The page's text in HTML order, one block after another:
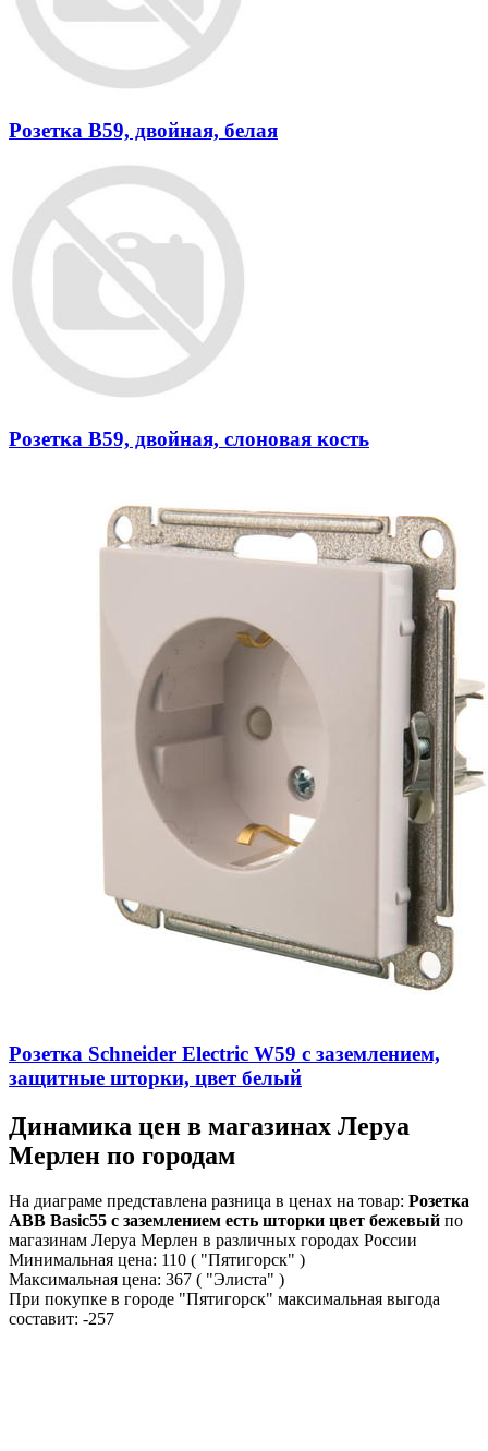
Розетка В59, двойная, белая
Розетка В59, двойная, слоновая кость
Розетка Schneider Electric W59 с заземлением,
защитные шторки, цвет белый
Динамика цен в магазинах Леруа
Мерлен по городам
На диаграме представлена разница в ценах на товар: Розетка
ABB Basic55 с заземлением есть шторки цвет бежевый по
магазинам Леруа Мерлен в различных городах России
Минимальная цена: 110 ( "Пятигорск" )
Максимальная цена: 367 ( "Элиста" )
При покупке в городе "Пятигорск" максимальная выгода
составит: -257